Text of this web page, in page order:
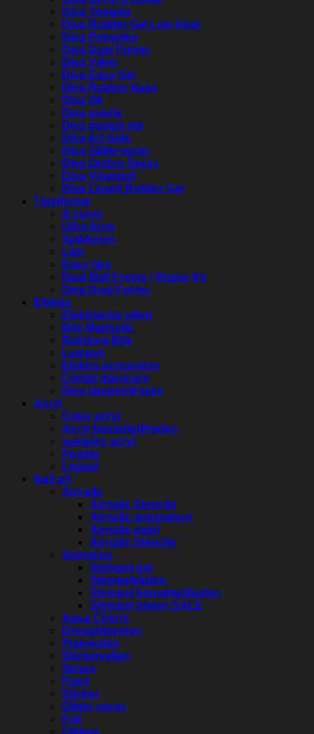
Diva Topgels
Diva Builder Gel Low Heat
Diva Penselen
Diva Dual Forms
Diva Vijlen
Diva Easy Gel
Diva Rubber base
Diva Oil
Diva overig
Diva design ink
Diva Art Gels
Diva Glitterspray
Diva Ombre Spray
Diva Vloeistof
Diva Liquid Builder Gel
Tips/forms
A curve
Ultra form
Sjablonen
Lijm
Easy tips
Dual Nail Forms / Shape It’s
Diva Dual Forms
Elektra
Elektrische vijlen
Bits Magnetic
Rainbow Bits
Lampen
Elektra accesoires
Combi manicure
Diva lampen/frezen
Acryl
Color acryl
Acryl benodigdheden
samples acryl
Poeder
Liqued
Nail art
Airnails
Airnails Stencils
Airnails apparatuur
Airnails paint
Airnails Stencils
Stamping
Stempel gel
Stempelplaten
Stempel benodigdheden
Stempel platen SALE
Aqua Colors
Droogbloemen
Pigmenten
Stickervellen
Strass
Paint
Sticker
Glitter spray
Foil